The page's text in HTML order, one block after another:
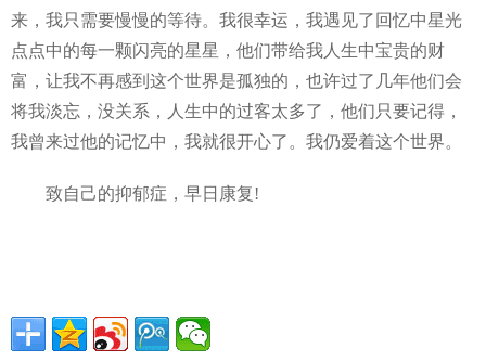
来，我只需要慢慢的等待。我很幸运，我遇见了回忆中星光
点点中的每一颗闪亮的星星，他们带给我人生中宝贵的财
富，让我不再感到这个世界是孤独的，也许过了几年他们会
将我淡忘，没关系，人生中的过客太多了，他们只要记得，
我曾来过他的记忆中，我就很开心了。我仍爱着这个世界。
致自己的抑郁症，早日康复!